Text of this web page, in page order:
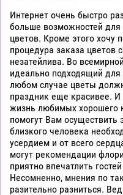
Интернет очень быстро
больше возможностей для
цветов. Кроме этого хочу
процедура заказа цветов
незатейлива. Во
идеально подходящий для
любом случае цветы
праздник еще красивее.
жизнь любимых хорошего
помогут Вам осуществить
близкого человека
усердием и от всего
могут рекомендации
приятно впечатлить
Несомненно, мнения по
разительно разниться.